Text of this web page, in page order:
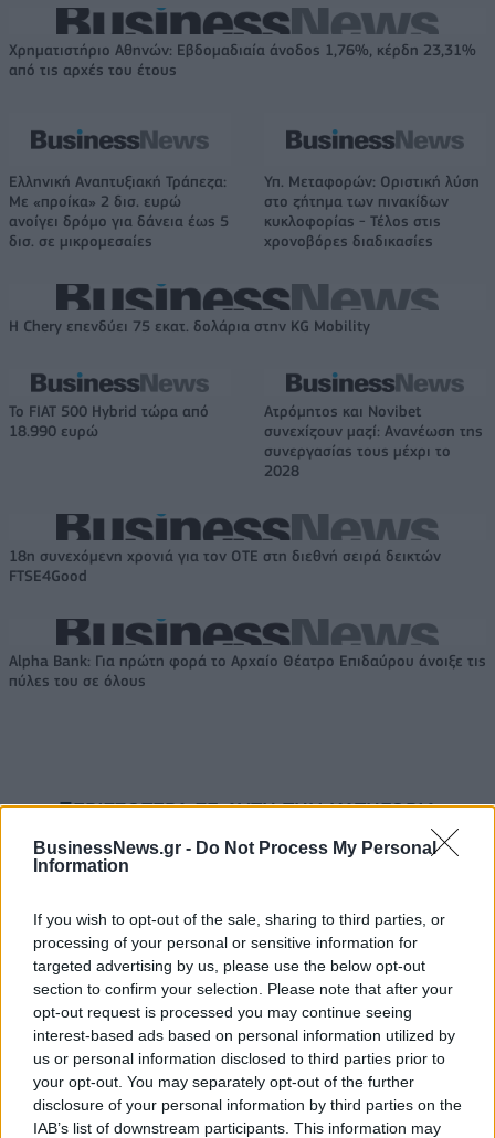
BusinessNews.gr - Do Not Process My Personal
Information
If you wish to opt-out of the sale, sharing to third parties, or
processing of your personal or sensitive information for
targeted advertising by us, please use the below opt-out
section to confirm your selection. Please note that after your
opt-out request is processed you may continue seeing
interest-based ads based on personal information utilized by
us or personal information disclosed to third parties prior to
your opt-out. You may separately opt-out of the further
disclosure of your personal information by third parties on the
IAB’s list of downstream participants. This information may
Χρηματιστήριο Αθηνών: Εβδομαδιαία άνοδος 1,76%, κέρδη 23,31%
από τις αρχές του έτους
Ελληνική Αναπτυξιακή Τράπεζα:
Με «προίκα» 2 δισ. ευρώ
ανοίγει δρόμο για δάνεια έως 5
δισ. σε μικρομεσαίες
Υπ. Μεταφορών: Οριστική λύση
στο ζήτημα των πινακίδων
κυκλοφορίας - Τέλος στις
χρονοβόρες διαδικασίες
Η Chery επενδύει 75 εκατ. δολάρια στην KG Mobility
Το FIAT 500 Hybrid τώρα από
18.990 ευρώ
Ατρόμητος και Novibet
συνεχίζουν μαζί: Ανανέωση της
συνεργασίας τους μέχρι το
2028
18η συνεχόμενη χρονιά για τον ΟΤΕ στη διεθνή σειρά δεικτών
FTSE4Good
Alpha Bank: Για πρώτη φορά το Αρχαίο Θέατρο Επιδαύρου άνοιξε τις
πύλες του σε όλους
ΠΕΡΙΣΣΌΤΕΡΑ ΣΕ ΑΥΤΉ ΤΗΝ ΚΑΤΗΓΟΡΊΑ
Έρευνα ΠΙΣ:
Δυσαρεστημένοι οι πολίτες
από το σύστημα υγείας
24/04/2024 - 16:43
Συμμετοχή της ελληνικής
φαρμακοβιομηχανίας στην
Ευρωπαϊκή Συμμαχία για
τα κρίσιμα Φάρμακα
25/04/2024 - 15:18